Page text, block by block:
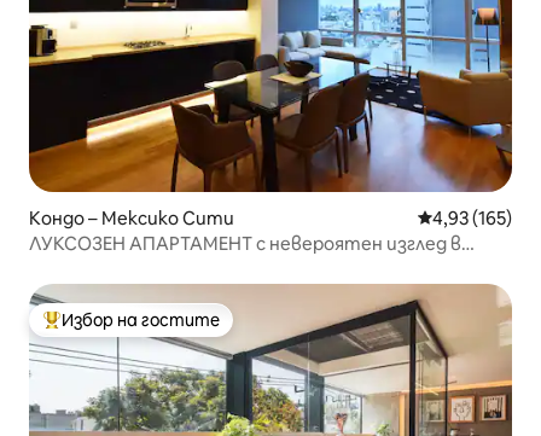
Кондо – Мексико Сити Средна
4,93 (165)
ЛУКСОЗЕН АПАРТАМЕНТ с невероятен изглед в
Най-популярен избор на гостите
Избор на гостите